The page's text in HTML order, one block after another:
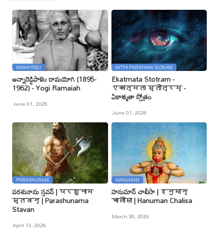
MAHA YOGI
అన్నారెడ్డిపాళెం రామయోగి (1895-
1962) - Yogi Ramaiah
June 01, 2026
NITYA PARAYANA SLOKAM
Ekatmata Stotram -
एकात्मता स्तोत्रम् -
ఏకాత్మతా స్తోత్రం
June 01, 2026
PARASHURAM
పరశునామ స్తవన్ | परशुनाम
स्तवन् | Parashunama
Stavan
April 12, 2026
HANUMAN
హనుమాన్ చాలీసా | हनुमान्
चालीसा | Hanuman Chalisa
March 30, 2026